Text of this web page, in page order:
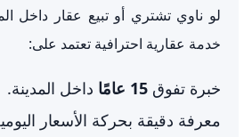
لو ناوي تشتري أو تبيع عقار داخل
خدمة عقارية احترافية تعتمد على:
خبرة تفوق 15 عامًا
داخل المدينة.
معرفة دقيقة بحركة الأسعار